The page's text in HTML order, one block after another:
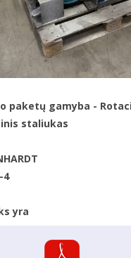
paketų gamyba -
staliukas
4
yra